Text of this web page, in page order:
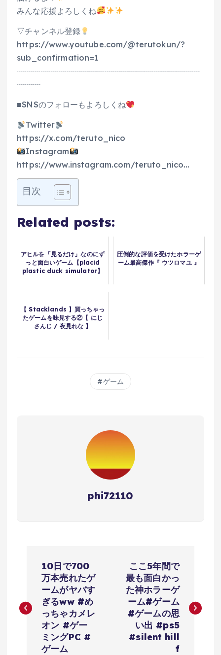
みんな応援よろしくね
▽チャンネル登録
https://www.youtube.com/@terutokun/?
sub_confirmation=1
┈┈┈┈┈┈┈┈┈┈┈┈┈┈┈┈┈┈┈┈┈┈┈
┈┈┈
■SNSのフォローもよろしくね
Twitter
https://x.com/teruto_nico
Instagram
https://www.instagram.com/teruto_nico…
目次
Related posts:
アヒルを「見るだけ」なのにず
っと面白いゲーム【placid
plastic duck simulator】
圧倒的な評価を受けたホラーゲ
ーム最高傑作『 ウツロマユ 』
【 Stacklands 】買っちゃっ
たゲームを味見する②【 にじ
さんじ / 夜見れな 】
ゲーム
phi72110
ナ
10日で700
万本売れたゲ
ームがヤバす
ぎるww #め
っちゃカメレ
オン #ゲー
ミングPC #
ゲーム
ここ5年間で
最も面白かっ
た神ホラーゲ
ーム#ゲーム
#ゲームの思
い出 #ps5
#silent hill
f